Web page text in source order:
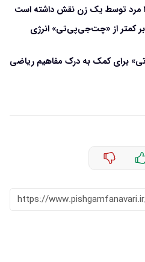
مصنوعی، ۲۰ برابر کمتر از «چت‌جی‌پی‌تی» انرژی
برای کمک به درک مفاهیم ریاضی
https://